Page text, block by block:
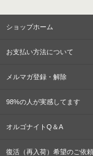
ショップホーム
お支払い方法について
メルマガ登録・解除
98%の人が実感してます
オルゴナイトQ＆A
復活（再入荷）希望のご依